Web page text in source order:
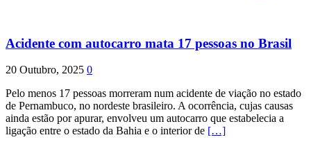
Acidente com autocarro mata 17 pessoas no Brasil
20 Outubro, 2025 0
Pelo menos 17 pessoas morreram num acidente de viação no estado
de Pernambuco, no nordeste brasileiro. A ocorrência, cujas causas
ainda estão por apurar, envolveu um autocarro que estabelecia a
ligação entre o estado da Bahia e o interior de […]